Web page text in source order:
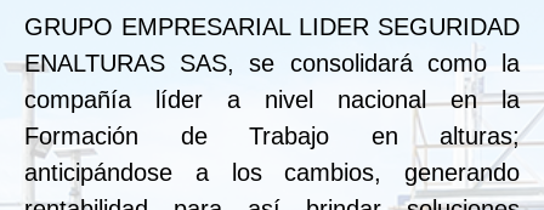
GRUPO EMPRESARIAL LIDER SEGURIDAD
ENALTURAS SAS, se consolidará como la
compañía líder a nivel nacional en la
Formación de Trabajo en alturas;
anticipándose a los cambios, generando